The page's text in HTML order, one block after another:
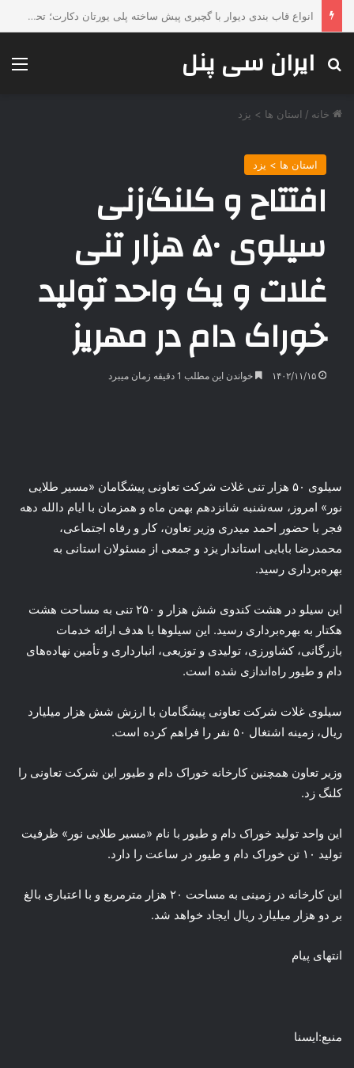
چرا محصولات جوشکاری ESAB همچنان انتخاب اول صنایع بزرگ هستند؟
ایران سی پنل
جستجو برای
خانه / استان ها > یزد
استان ها > یزد
افتتاح و کلنگ‌زنی
سیلوی ۵۰ هزار تنی
غلات و یک واحد تولید
خوراک دام در مهریز
۱۴۰۲/۱۱/۱۵ خواندن این مطلب 1 دقیقه زمان میبرد
سیلوی ۵۰ هزار تنی غلات شرکت تعاونی پیشگامان «مسیر طلایی
نور» امروز، سه‌شنبه شانزدهم بهمن ماه و همزمان با ایام دالله دهه
فجر با حضور احمد میدری وزیر تعاون، کار و رفاه اجتماعی،
محمدرضا بابایی استاندار یزد و جمعی از مسئولان استانی به
بهره‌برداری رسید.
این سیلو در هشت کندوی شش هزار و ۲۵۰ تنی به مساحت هشت
هکتار به بهره‌برداری رسید. این سیلوها با هدف ارائه‌ خدمات
بازرگانی، کشاورزی، تولیدی و توزیعی، انبارداری و تأمین نهاده‌های
دام و طیور راه‌اندازی شده است.
سیلوی غلات شرکت تعاونی پیشگامان با ارزش شش هزار میلیارد
ریال، زمینه‌ اشتغال ۵۰ نفر را فراهم کرده است.
وزیر تعاون همچنین کارخانه خوراک دام و طیور این شرکت تعاونی را
کلنگ زد.
این واحد تولید خوراک دام و طیور با نام «مسیر طلایی نور» ظرفیت
تولید ۱۰ تن خوراک دام و طیور در ساعت را دارد.
این کارخانه در زمینی به مساحت ۲۰ هزار مترمربع و با اعتباری بالغ
بر دو هزار میلیارد ریال ایجاد خواهد شد.
انتهای پیام
منبع:ایسنا